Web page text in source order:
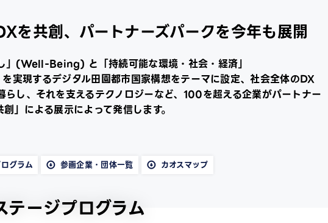
を共創、パートナーズパークを今年も展開
」(Well-Being) と「持続可能な環境・社会・経済」
現するデジタル田園都市国家構想をテーマに設定、社会全体のDX
らし、それを支えるテクノロジーなど、100を超える企業がパートナー
」による展示によって発信します。
グラム 参画企業・団体一覧 カオスマップ
テージプログラム